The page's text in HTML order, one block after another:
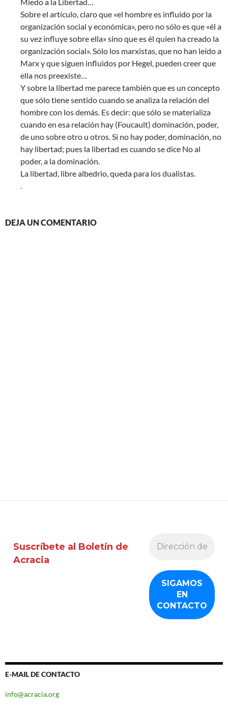
Miedo a la Libertad…
Sobre el artículo, claro que «el hombre es influido por la
organización social y económica», pero no sólo es que «él a
su vez influye sobre ella» sino que es él quien ha creado la
organización social». Sólo los marxistas, que no han leído a
Marx y que siguen influidos por Hegel, pueden creer que
ella nos preexiste…
Y sobre la libertad me parece también que es un concepto
que sólo tiene sentido cuando se analiza la relación del
hombre con los demás. Es decir: que sólo se materializa
cuando en esa relación hay (Foucault) dominación, poder,
de uno sobre otro u otros. Si no hay poder, dominación, no
hay libertad; pues la libertad es cuando se dice No al
poder, a la dominación.
La libertad, libre albedrio, queda para los dualistas.
.
DEJA UN COMENTARIO
Suscríbete al Boletín de
Acracia
E-MAIL DE CONTACTO
info@acracia.org